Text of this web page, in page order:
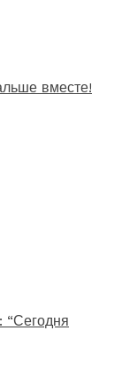
вместе!
“Сегодня